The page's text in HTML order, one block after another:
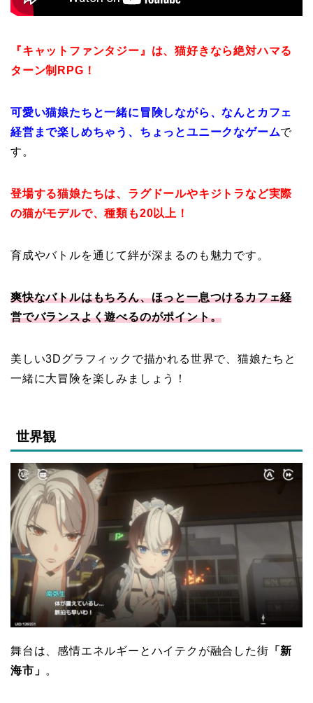
『キャットファンタジー』は、猫好きなら絶対ハマる
ターン制RPG！
可愛い猫娘たちと一緒に冒険しながら、なんとカフェ
経営まで楽しめちゃう、ちょっとユニークなゲームで
す。
登場する猫娘たちは、ラグドールやキジトラなど実際
の猫がモデルで、種類も20以上！
育成やバトルを通じて絆が深まるのも魅力です。
爽快なバトルはもちろん、ほっと一息つけるカフェ経
営でバランスよく遊べるのがポイント。
美しい3Dグラフィックで描かれる世界で、猫娘たちと
一緒に大冒険を楽しみましょう！
世界観
舞台は、感情エネルギーとハイテクが融合した街 「新
海市」 。